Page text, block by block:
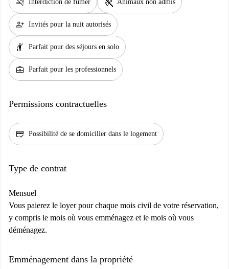
Interdiction de fumer Animaux non admis
person_add Invités pour la nuit autorisés
hail Parfait pour des séjours en solo
business_center Parfait pour les professionnels
Permissions contractuelles
credit_score Possibilité de se domicilier dans le logement
Type de contrat
Mensuel
Vous paierez le loyer pour chaque mois civil de votre réservation,
y compris le mois où vous emménagez et le mois où vous
déménagez.
Emménagement dans la propriété